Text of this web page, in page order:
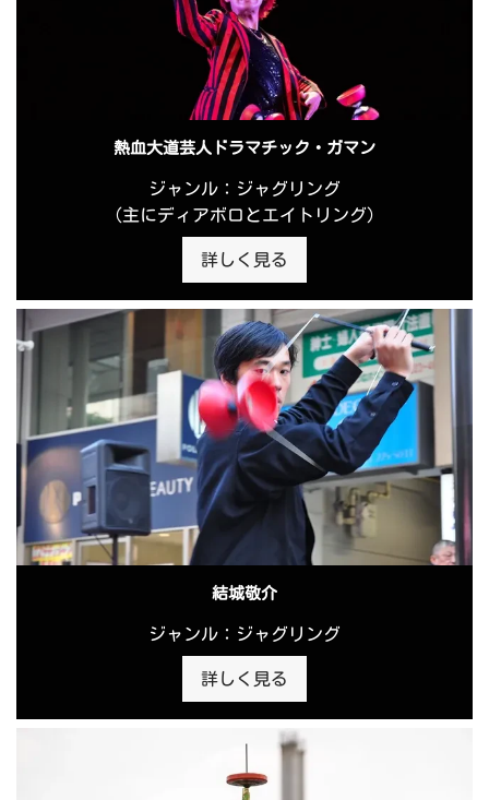
熱血大道芸人ドラマチック・ガマン
ジャンル：ジャグリング
（主にディアボロとエイトリング）
詳しく見る
結城敬介
ジャンル：ジャグリング
詳しく見る